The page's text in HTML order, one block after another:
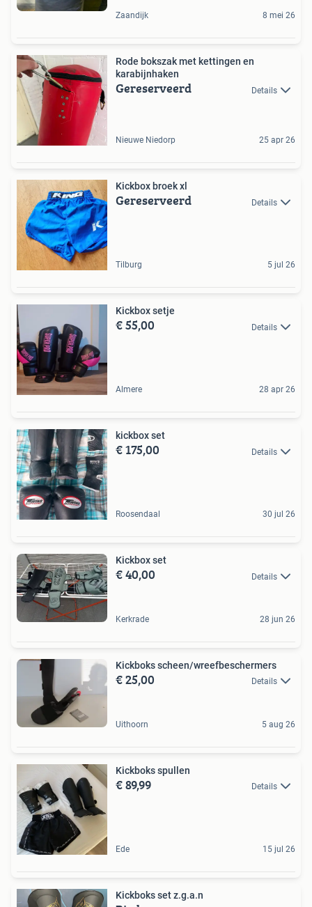
Zaandijk 8 mei 26
Rode bokszak met kettingen en
karabijnhaken
Gereserveerd Details
Nieuwe Niedorp 25 apr 26
Kickbox broek xl
Gereserveerd Details
Tilburg 5 jul 26
Kickbox setje
€ 55,00 Details
Almere 28 apr 26
kickbox set
€ 175,00 Details
Roosendaal 30 jul 26
Kickbox set
€ 40,00 Details
Kerkrade 28 jun 26
Kickboks scheen/wreefbeschermers
€ 25,00 Details
Uithoorn 5 aug 26
Kickboks spullen
€ 89,99 Details
Ede 15 jul 26
Kickboks set z.g.a.n